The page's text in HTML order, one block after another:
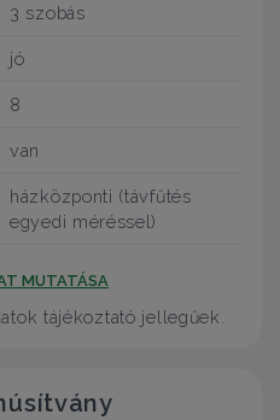
3 szobás
jó
8
van
házközponti (távfűtés
egyedi méréssel)
MUTATÁSA
tájékoztató jellegűek.